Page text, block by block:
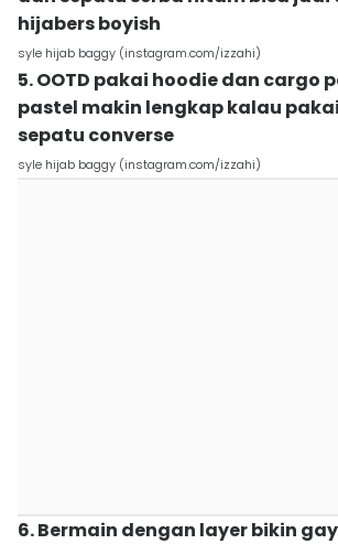
hijabers boyish
syle hijab baggy (instagram.com/izzahi)
5. OOTD pakai hoodie dan cargo
pastel makin lengkap kalau
sepatu converse
syle hijab baggy (instagram.com/izzahi)
6. Bermain dengan layer bikin